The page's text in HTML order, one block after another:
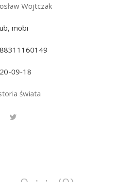
Wojtczak
mobi
09-18
świata